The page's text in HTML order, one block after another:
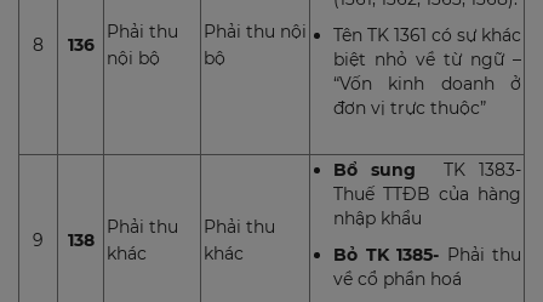
8 136
Phải thu
nội bộ
Phải thu nội
bộ
Tên TK 1361 có sự khác
biệt nhỏ về từ ngữ –
“Vốn kinh doanh ở
đơn vị trực thuộc”
9 138
Phải thu
khác
Phải thu
khác
Bổ sung TK 1383-
Thuế TTĐB của hàng
nhập khẩu
Bỏ TK 1385- Phải thu
về cổ phần hoá